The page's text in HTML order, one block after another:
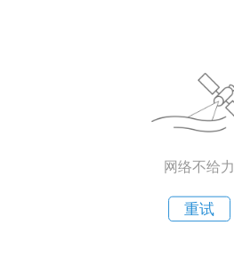
网络不给力
重试